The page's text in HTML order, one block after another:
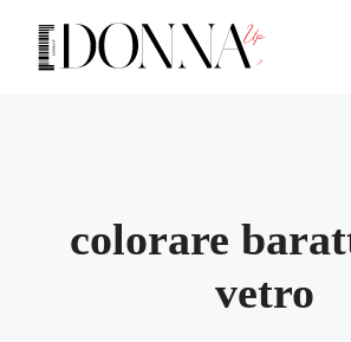
contenuto
colorare
vetro